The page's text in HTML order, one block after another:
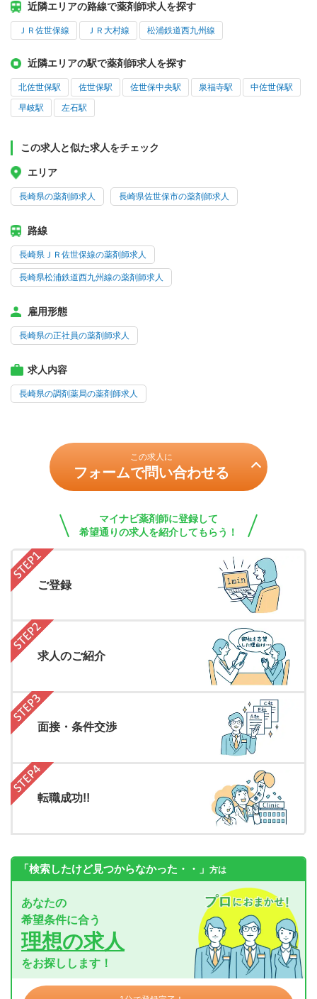
近隣エリアの路線で薬剤師求人を探す
ＪＲ佐世保線 ＪＲ大村線 松浦鉄道西九州線
近隣エリアの駅で薬剤師求人を探す
北佐世保駅 佐世保駅 佐世保中央駅 泉福寺駅 中佐世保駅
早岐駅 左石駅
この求人と似た求人をチェック
エリア
長崎県の薬剤師求人 長崎県佐世保市の薬剤師求人
路線
長崎県ＪＲ佐世保線の薬剤師求人
長崎県松浦鉄道西九州線の薬剤師求人
雇用形態
長崎県の正社員の薬剤師求人
求人内容
長崎県の調剤薬局の薬剤師求人
この求人に
フォームで問い合わせる
マイナビ薬剤師に登録して
希望通りの求人を紹介してもらう！
ご登録
求人のご紹介
面接・条件交渉
転職成功!!
「検索したけど見つからなかった・・」 方は
あなたの
希望条件に合う
理想の求人
をお探しします！